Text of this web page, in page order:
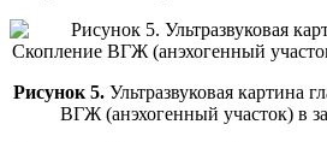
Рисунок 5.Ультразвуковая картина
ВГЖ (анэхогенный участок) в